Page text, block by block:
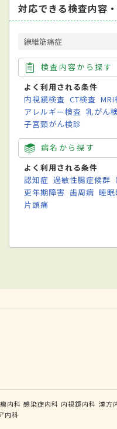
対応できる検査内容
線維筋痛症
検査内容から探す
よく利用される条件
内視鏡検査 CT検査 MRI
アレルギー検査 乳がん
子宮頸がん検診
病名から探す
よく利用される条件
認知症 過敏性腸症候群（
更年期障害 歯周病 睡
片頭痛
内科 感染症内科 内視鏡内科 漢方
内科